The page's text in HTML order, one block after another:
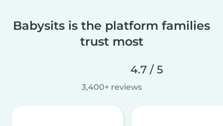
Babysits is the platform families
trust most
4.7 / 5
3,400+ reviews